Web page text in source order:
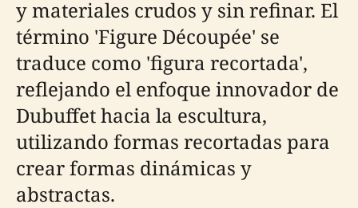
y materiales crudos y sin refinar. El
término 'Figure Découpée' se
traduce como 'figura recortada',
reflejando el enfoque innovador de
Dubuffet hacia la escultura,
utilizando formas recortadas para
crear formas dinámicas y
abstractas.